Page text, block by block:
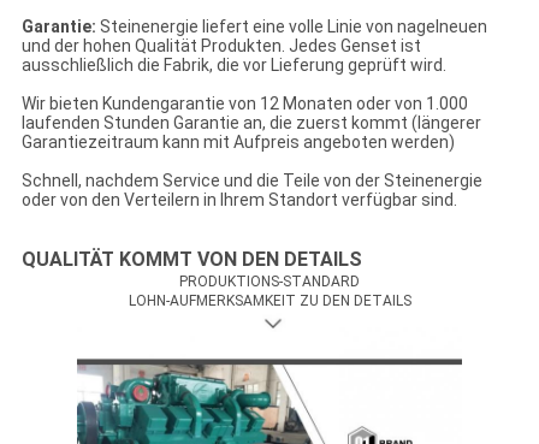
Garantie: Steinenergie liefert eine volle Linie von nagelneuen
und der hohen Qualität Produkten. Jedes Genset ist
ausschließlich die Fabrik, die vor Lieferung geprüft wird.
Wir bieten Kundengarantie von 12 Monaten oder von 1.000
laufenden Stunden Garantie an, die zuerst kommt (längerer
Garantiezeitraum kann mit Aufpreis angeboten werden)
Schnell, nachdem Service und die Teile von der Steinenergie
oder von den Verteilern in Ihrem Standort verfügbar sind.
QUALITÄT KOMMT VON DEN DETAILS
PRODUKTIONS-STANDARD
LOHN-AUFMERKSAMKEIT ZU DEN DETAILS